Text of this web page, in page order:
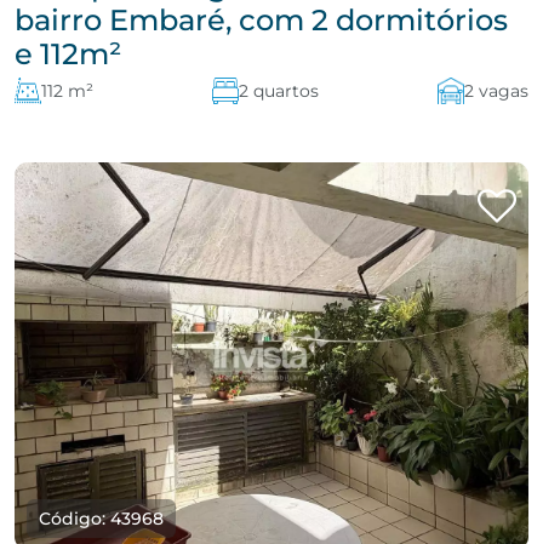
bairro Embaré, com 2 dormitórios
e 112m²
112 m² 2 quartos 2 vagas
Código: 43968